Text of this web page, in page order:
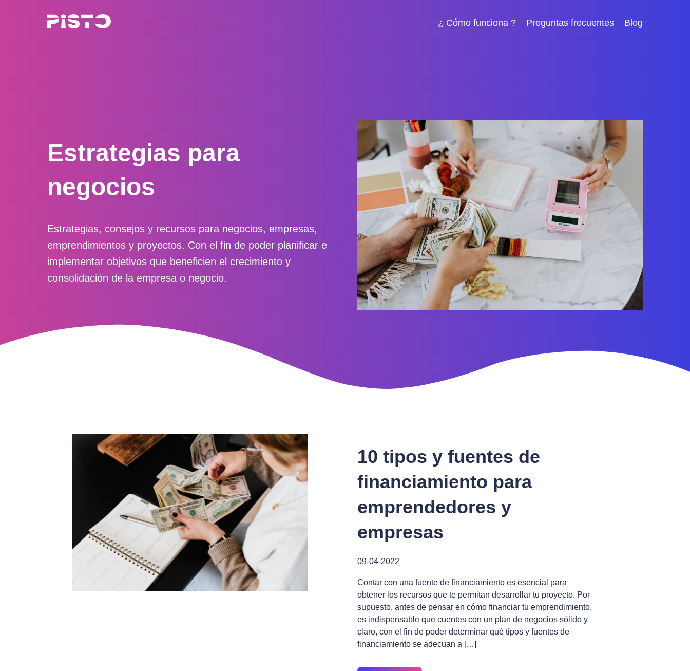
¿ Cómo funciona ? Preguntas frecuentes Blog
Estrategias para
negocios
Estrategias, consejos y recursos para negocios, empresas,
emprendimientos y proyectos. Con el fin de poder planificar e
implementar objetivos que beneficien el crecimiento y
consolidación de la empresa o negocio.
10 tipos y fuentes de
financiamiento para
emprendedores y
empresas
09-04-2022
Contar con una fuente de financiamiento es esencial para
obtener los recursos que te permitan desarrollar tu proyecto. Por
supuesto, antes de pensar en cómo financiar tu emprendimiento,
es indispensable que cuentes con un plan de negocios sólido y
claro, con el fin de poder determinar qué tipos y fuentes de
financiamiento se adecuan a […]